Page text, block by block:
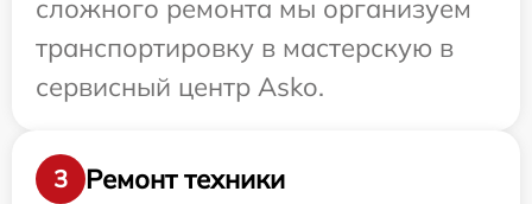
сложного ремонта мы организуем
транспортировку в мастерскую в
сервисный центр Asko.
3
Ремонт техники